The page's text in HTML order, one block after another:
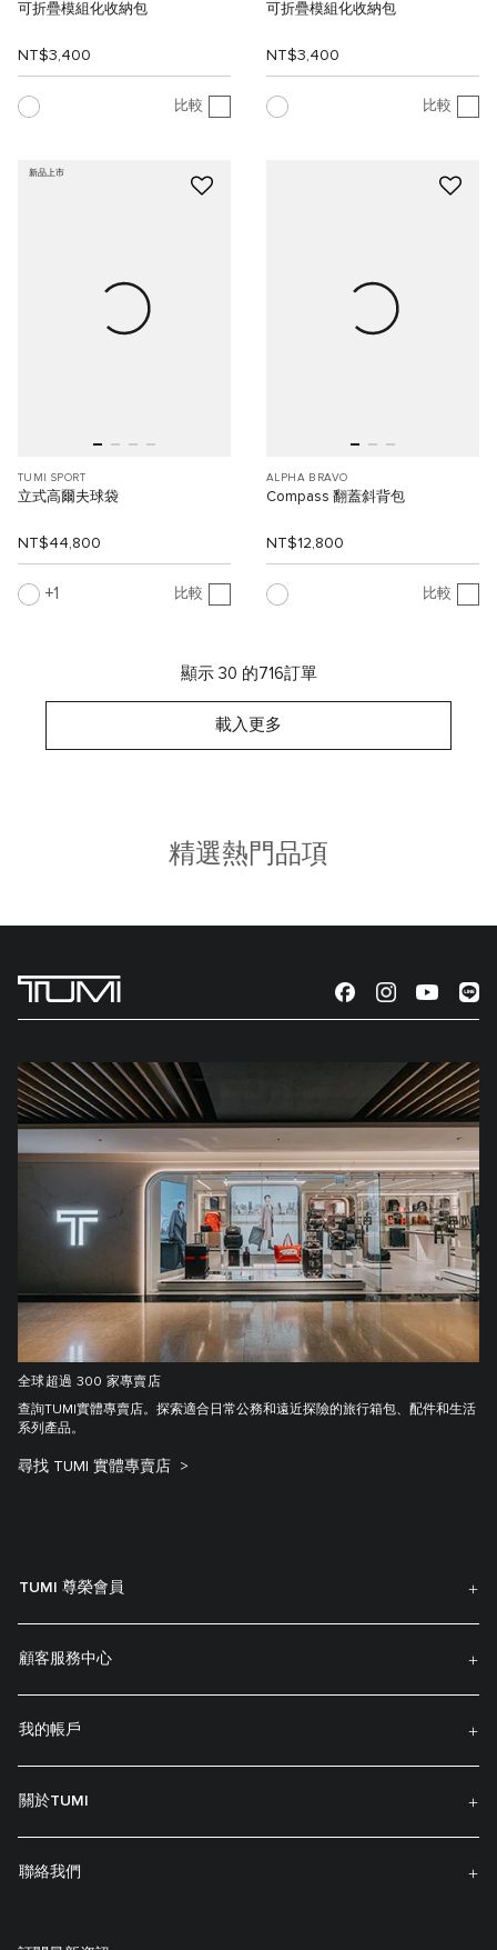
可折疊模組化收納包
NT$3,400
比較
可折疊模組化收納包
NT$3,400
比較
新品上市
TUMI SPORT
立式高爾夫球袋
NT$44,800
1 比較
ALPHA BRAVO
Compass 翻蓋斜背包
NT$12,800
比較
顯示 30 的716訂單
載入更多
精選熱門品項
全球超過 300 家專賣店
查詢TUMI實體專賣店。探索適合日常公務和遠近探險的旅行箱包、配件和生活
系列產品。
尋找 TUMI 實體專賣店
TUMI 尊榮會員
顧客服務中心
我的帳戶
關於TUMI
聯絡我們